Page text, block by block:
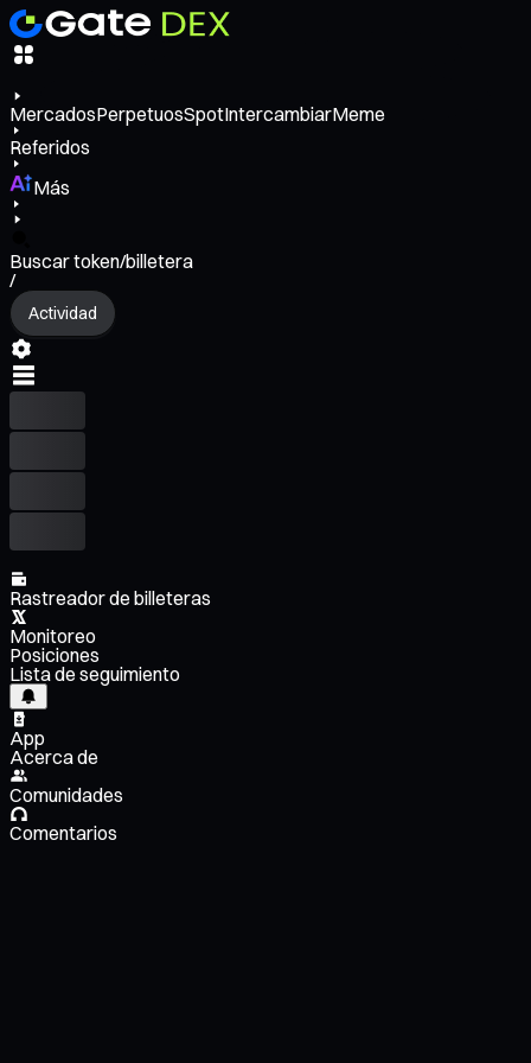
MercadosPerpetuosSpotIntercambiarMeme
Referidos
Más
Buscar token/billetera
/
Actividad
Rastreador de billeteras
Monitoreo
Posiciones
Lista de seguimiento
App
Acerca de
Comunidades
Comentarios